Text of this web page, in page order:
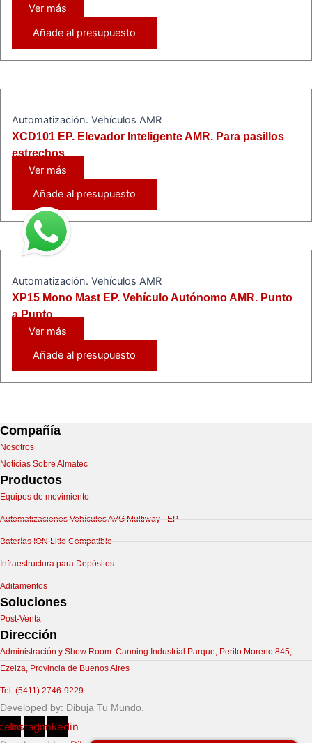
Ver más
Añade al presupuesto
Automatización. Vehículos AMR
XCD101 EP. Elevador Inteligente AMR. Para pasillos
estrechos.
Ver más
Añade al presupuesto
Automatización. Vehículos AMR
XP15 Mono Mast EP. Vehículo Autónomo AMR. Punto
a Punto.
Ver más
Añade al presupuesto
Compañía
Nosotros
Noticias Sobre Almatec
Productos
Equipos de movimiento
Automatizaciones Vehículos AVG Multiway - EP
Baterías ION Litio Compatible
Infraestructura para Depósitos
Aditamentos
Soluciones
Post-Venta
Dirección
Administración y Show Room: Canning Industrial Parque, Perito Moreno 845,
Ezeiza, Provincia de Buenos Aires
Tel: (5411) 2746-9229
Developed by: Dibuja Tu Mundo.
InstagramLinkedin